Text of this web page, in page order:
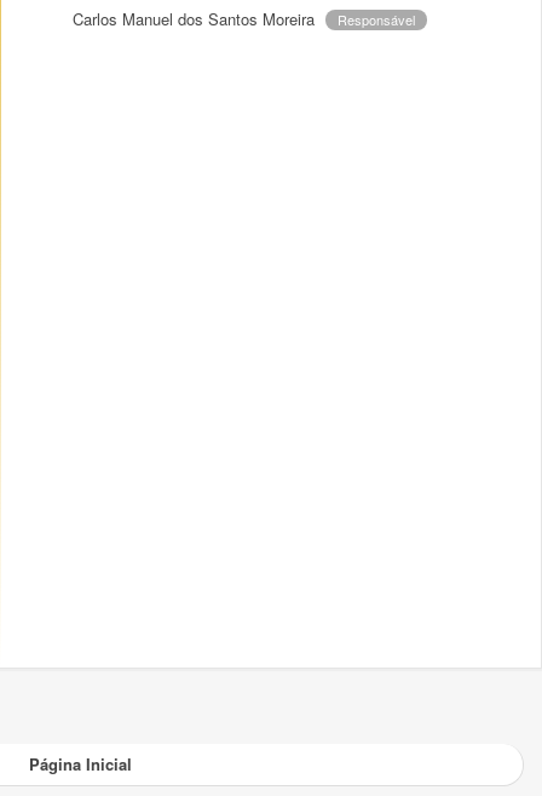
Carlos Manuel dos Santos Moreira Responsável
Página Inicial